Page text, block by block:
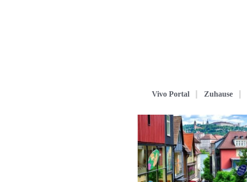
Vivo Portal Zuhause